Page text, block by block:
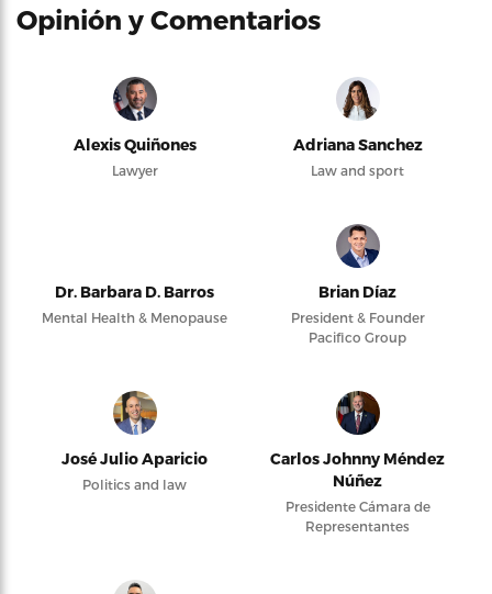
Opinión y Comentarios
Alexis Quiñones
Lawyer
Adriana Sanchez
Law and sport
Dr. Barbara D. Barros
Mental Health & Menopause
Brian Díaz
President & Founder
Pacifico Group
José Julio Aparicio
Politics and law
Carlos Johnny Méndez
Núñez
Presidente Cámara de
Representantes